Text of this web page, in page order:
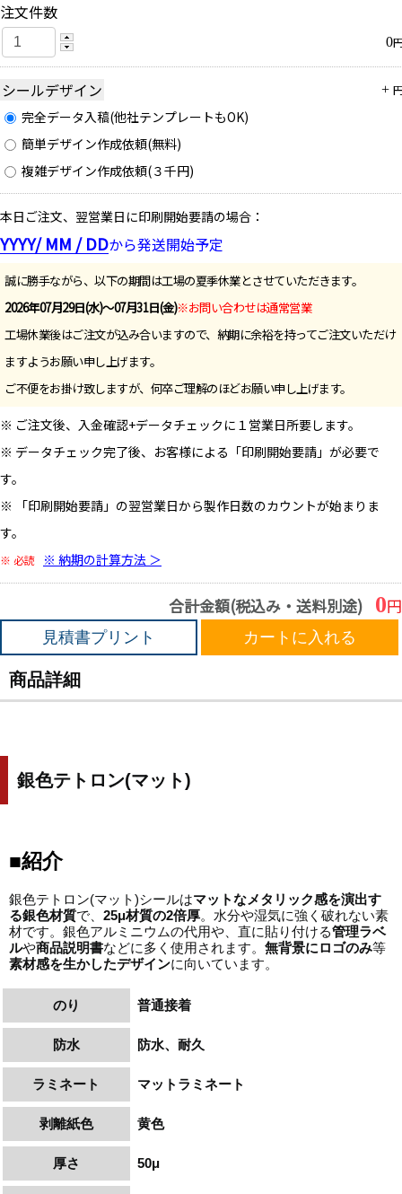
注文件数
0
シールデザイン +
完全データ入稿(他社テンプレートもOK)
簡単デザイン作成依頼(無料)
複雑デザイン作成依頼(３千円)
本日ご注文、翌営業日に印刷開始要請の場合：
YYYY/ MM / DDから発送開始予定
誠に勝手ながら、以下の期間は工場の夏季休業とさせていただきます。
2026年07月29日(水)～07月31日(金)※お問い合わせは通常営業
工場休業後はご注文が込み合いますので、納期に余裕を持ってご注文いただけ
ますようお願い申し上げます。
ご不便をお掛け致しますが、何卒ご理解のほどお願い申し上げます。
※ ご注文後、入金確認+データチェックに１営業日所要します。
※ データチェック完了後、お客様による「印刷開始要請」が必要で
す。
※ 「印刷開始要請」の翌営業日から製作日数のカウントが始まりま
す。
※ 必読 ※ 納期の計算方法 ＞
合計金額(税込み・送料別途) 0円
見積書プリント カートに入れる
商品詳細
銀色テトロン(マット)
■紹介
銀色テトロン(マット)シールはマットなメタリック感を演出す
る銀色材質で、 25μ材質の2倍厚。水分や湿気に強く破れない素
材です。銀色アルミニウムの代用や、直に貼り付ける管理ラベ
ルや商品説明書などに多く使用されます。 無背景にロゴのみ等
素材感を生かしたデザインに向いています。
のり 普通接着
防水 防水、耐久
ラミネート マット ラミネート
剥離紙色 黄色
厚さ 50μ